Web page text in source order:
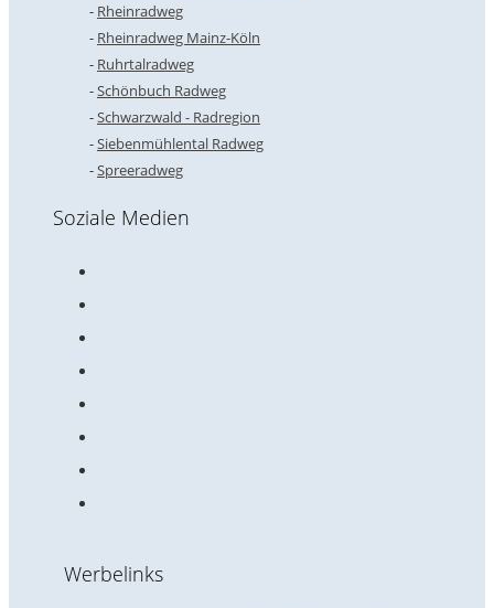
Rheinradweg
Rheinradweg Mainz-Köln
Ruhrtalradweg
Schönbuch Radweg
Schwarzwald - Radregion
Siebenmühlental Radweg
Spreeradweg
Soziale Medien
Werbelinks